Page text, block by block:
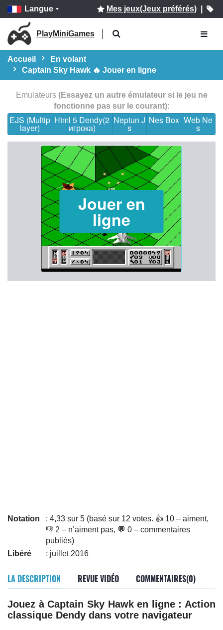
Langue Mes jeux(Jeux préférés)|
PlayMiniGames
Accueil
En volant
Captain Sky Hawk 🔥 Jouer en ligne
Emulateurs (Essayez un autre émulateur si le jeu ne
fonctionne pas sur le courant):
EJS (Multip
layer)
Html 5 Dendy(2
игрока)
Neptun J
s
Nes Box Web Ne
s
Jouer en
ligne
Notation
: 4,33 sur 5 (basé sur 12 votes. 👍 10 – aiment,
👎 2 – n’aiment pas, 💬 0 – commentaires
publiés)
Libéré
: juillet 2016
LA DESCRIPTION REVUE VIDÉO COMMENTAIRES(0)
Jouez à Captain Sky Hawk en ligne : Action
classique Dendy dans votre navigateur